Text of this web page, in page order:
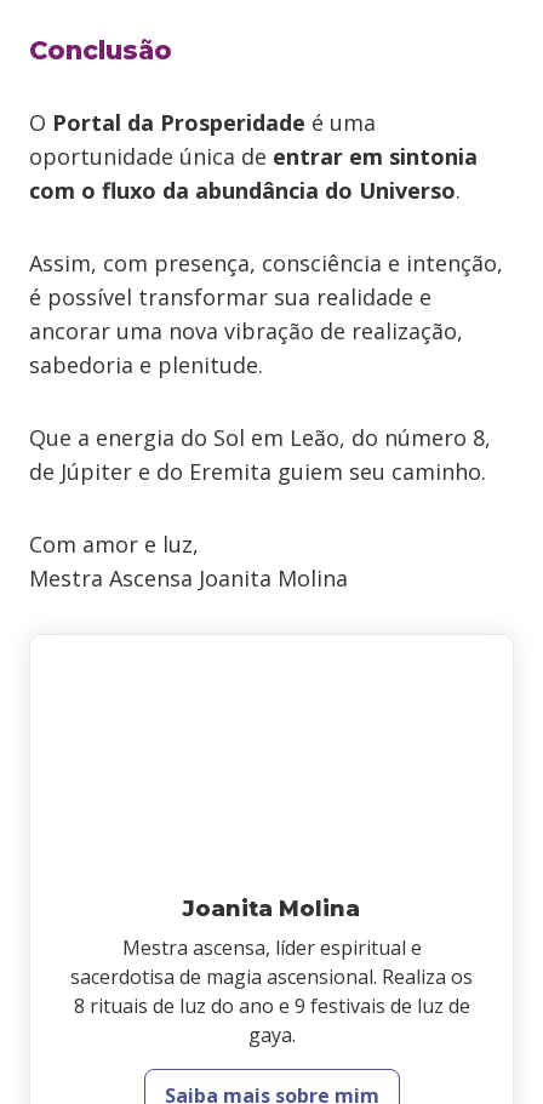
Conclusão
O Portal da Prosperidade é uma
oportunidade única de entrar em sintonia
com o fluxo da abundância do Universo.
Assim, com presença, consciência e intenção,
é possível transformar sua realidade e
ancorar uma nova vibração de realização,
sabedoria e plenitude.
Que a energia do Sol em Leão, do número 8,
de Júpiter e do Eremita guiem seu caminho.
Com amor e luz,
Mestra Ascensa Joanita Molina
Joanita Molina
Mestra ascensa, líder espiritual e
sacerdotisa de magia ascensional. Realiza os
8 rituais de luz do ano e 9 festivais de luz de
gaya.
Saiba mais sobre mim